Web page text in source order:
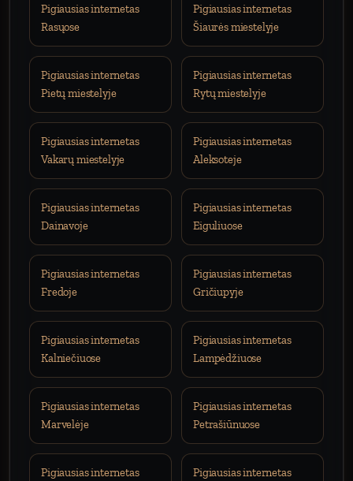
Pigiausias internetas
Rasųose
Pigiausias internetas
Šiaurės miestelyje
Pigiausias internetas
Pietų miestelyje
Pigiausias internetas
Rytų miestelyje
Pigiausias internetas
Vakarų miestelyje
Pigiausias internetas
Aleksoteje
Pigiausias internetas
Dainavoje
Pigiausias internetas
Eiguliuose
Pigiausias internetas
Fredoje
Pigiausias internetas
Gričiupyje
Pigiausias internetas
Kalniečiuose
Pigiausias internetas
Lampėdžiuose
Pigiausias internetas
Marvelėje
Pigiausias internetas
Petrašiūnuose
Pigiausias internetas
Pigiausias internetas